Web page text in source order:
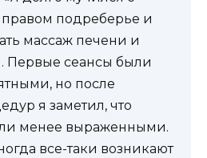
подреберье и
массаж печени и
Первые сеансы были
но после
я заметил, что
менее выраженными.
все-таки возникают